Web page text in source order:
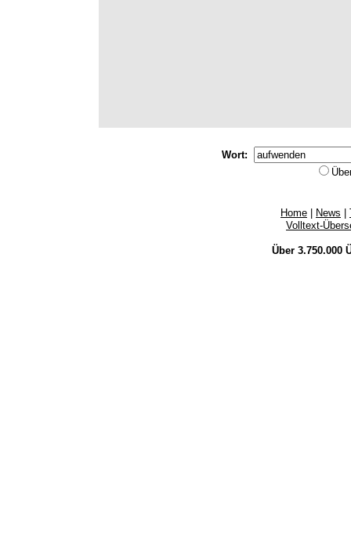
Wort:
Home News
Volltext-
Über 3.750.000